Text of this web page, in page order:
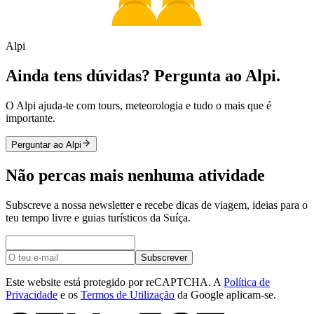
Alpi
Ainda tens dúvidas? Pergunta ao Alpi.
O Alpi ajuda-te com tours, meteorologia e tudo o mais que é
importante.
Perguntar ao Alpi
Não percas mais nenhuma atividade
Subscreve a nossa newsletter e recebe dicas de viagem, ideias para o
teu tempo livre e guias turísticos da Suíça.
Subscrever
Este website está protegido por reCAPTCHA. A Política de
Privacidade e os Termos de Utilização da Google aplicam-se.